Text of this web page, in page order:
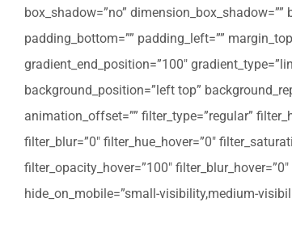
box_shadow=”no” dimension_box_shadow=””
padding_bottom=”” padding_left=””
gradient_end_position=”100″
background_position=”left top”
animation_offset=”” filter_type=”regular”
filter_blur=”0″ filter_hue_hover=”0″
filter_opacity_hover=”100″
hide_on_mobile=”small-visibility,medium-